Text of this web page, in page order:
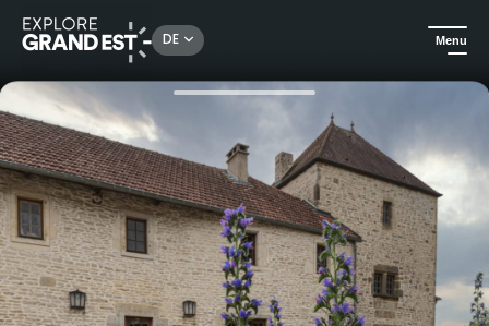
DE Menu
Sehenswertes in der Region Grand Est Dimanche de Caractère® Montsaugeon